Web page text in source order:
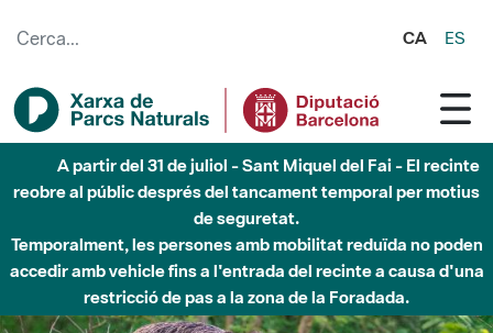
CA ES
A partir del 31 de juliol - Sant Miquel del Fai - El recinte
reobre al públic després del tancament temporal per motius
de seguretat.
Temporalment, les persones amb mobilitat reduïda no poden
accedir amb vehicle fins a l'entrada del recinte a causa d'una
restricció de pas a la zona de la Foradada.